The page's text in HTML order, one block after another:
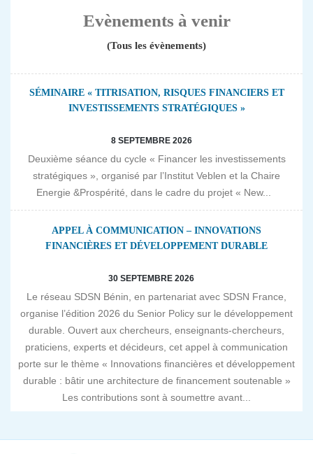
Evènements à venir
(Tous les évènements)
SÉMINAIRE « TITRISATION, RISQUES FINANCIERS ET
INVESTISSEMENTS STRATÉGIQUES »
8 SEPTEMBRE 2026
Deuxième séance du cycle « Financer les investissements
stratégiques », organisé par l’Institut Veblen et la Chaire
Energie &Prospérité, dans le cadre du projet « New...
APPEL À COMMUNICATION – INNOVATIONS
FINANCIÈRES ET DÉVELOPPEMENT DURABLE
30 SEPTEMBRE 2026
Le réseau SDSN Bénin, en partenariat avec SDSN France,
organise l’édition 2026 du Senior Policy sur le développement
durable. Ouvert aux chercheurs, enseignants-chercheurs,
praticiens, experts et décideurs, cet appel à communication
porte sur le thème « Innovations financières et développement
durable : bâtir une architecture de financement soutenable »
Les contributions sont à soumettre avant...